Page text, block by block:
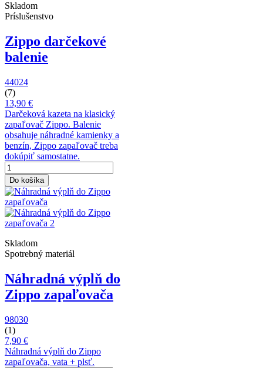
Skladom
Príslušenstvo
Zippo darčekové
balenie
44024
(7)
13,90 €
Darčeková kazeta na klasický
zapaľovač Zippo. Balenie
obsahuje náhradné kamienky a
benzín, Zippo zapaľovač treba
dokúpiť samostatne.
Do košíka
Skladom
Spotrebný materiál
Náhradná výplň do
Zippo zapaľovača
98030
(1)
7,90 €
Náhradná výplň do Zippo
zapaľovača, vata + plsť.